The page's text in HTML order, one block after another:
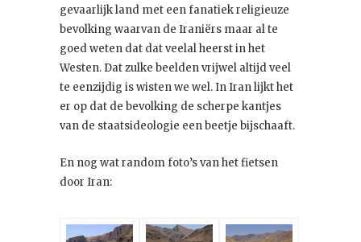
gevaarlijk land met een fanatiek religieuze
bevolking waarvan de Iraniërs maar al te
goed weten dat dat veelal heerst in het
Westen. Dat zulke beelden vrijwel altijd veel
te eenzijdig is wisten we wel. In Iran lijkt het
er op dat de bevolking de scherpe kantjes
van de staatsideologie een beetje bijschaaft.
En nog wat random foto’s van het fietsen
door Iran: